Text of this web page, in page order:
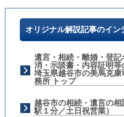
オリジナル解説記事のイン
遺言・相続・離婚・登
消・示談書・内容証明等
埼玉県越谷市の美馬克
務所 トップ
越谷市の相続・遺言の
駅１分／土日祝営業）